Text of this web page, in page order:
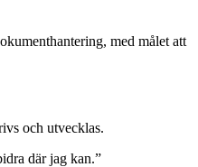
med målet att
och utvecklas.
där jag kan.”